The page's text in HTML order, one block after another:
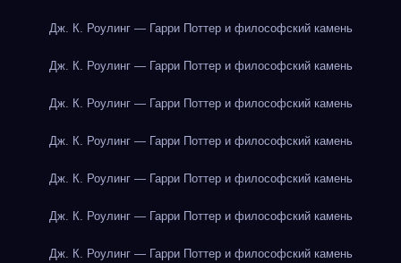
Дж. К. Роулинг — Гарри Поттер и философский камень
Дж. К. Роулинг — Гарри Поттер и философский камень
Дж. К. Роулинг — Гарри Поттер и философский камень
Дж. К. Роулинг — Гарри Поттер и философский камень
Дж. К. Роулинг — Гарри Поттер и философский камень
Дж. К. Роулинг — Гарри Поттер и философский камень
Дж. К. Роулинг — Гарри Поттер и философский камень